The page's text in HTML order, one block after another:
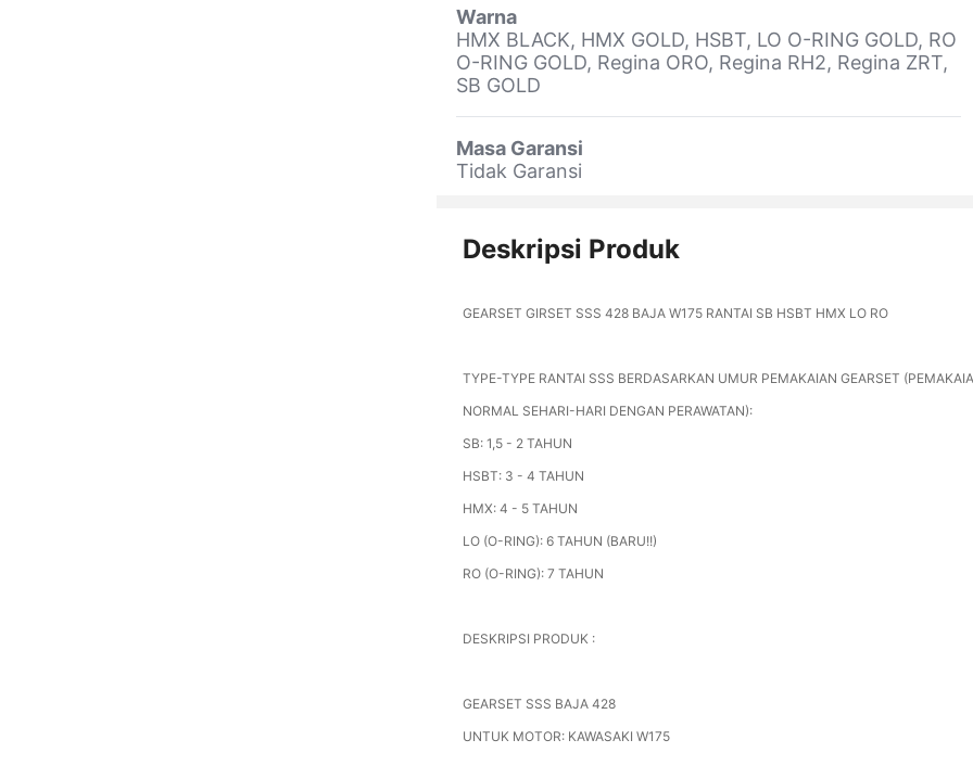
Warna
HMX BLACK, HMX GOLD, HSBT, LO O-RING GOLD, RO
O-RING GOLD, Regina ORO, Regina RH2, Regina ZRT,
SB GOLD
Masa Garansi
Tidak Garansi
Deskripsi Produk
GEARSET GIRSET SSS 428 BAJA W175 RANTAI SB HSBT HMX LO RO
TYPE-TYPE RANTAI SSS BERDASARKAN UMUR PEMAKAIAN GEARSET
NORMAL SEHARI-HARI DENGAN PERAWATAN):
SB: 1,5 - 2 TAHUN
HSBT: 3 - 4 TAHUN
HMX: 4 - 5 TAHUN
LO (O-RING): 6 TAHUN (BARU!!)
RO (O-RING): 7 TAHUN
DESKRIPSI PRODUK :
GEARSET SSS BAJA 428
UNTUK MOTOR: KAWASAKI W175